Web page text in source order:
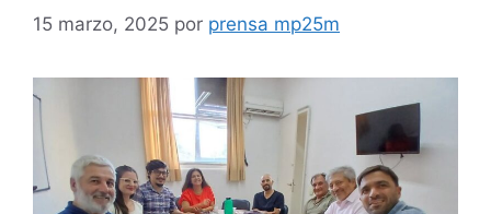
15 marzo, 2025 por prensa mp25m